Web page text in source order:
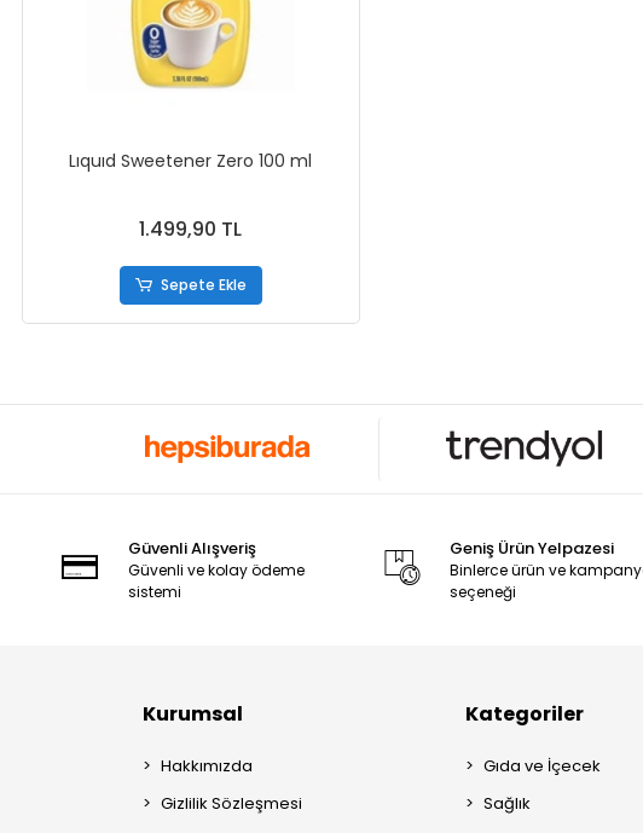
Lıquıd Sweetener Zero 100 ml
1.499,90 TL
Sepete Ekle
Güvenli Alışveriş
Güvenli ve kolay ödeme
sistemi
Geniş Ürün Yelpazesi
Binlerce ürün ve
seçeneği
Kurumsal
Hakkımızda
Gizlilik Sözleşmesi
Kategoriler
Gıda ve İçecek
Sağlık